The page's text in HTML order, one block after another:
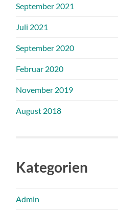
September 2021
Juli 2021
September 2020
Februar 2020
November 2019
August 2018
Kategorien
Admin